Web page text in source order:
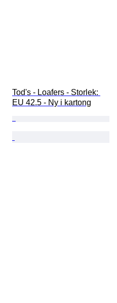
Tod's - Loafers - Storlek:
EU 42.5 - Ny i kartong